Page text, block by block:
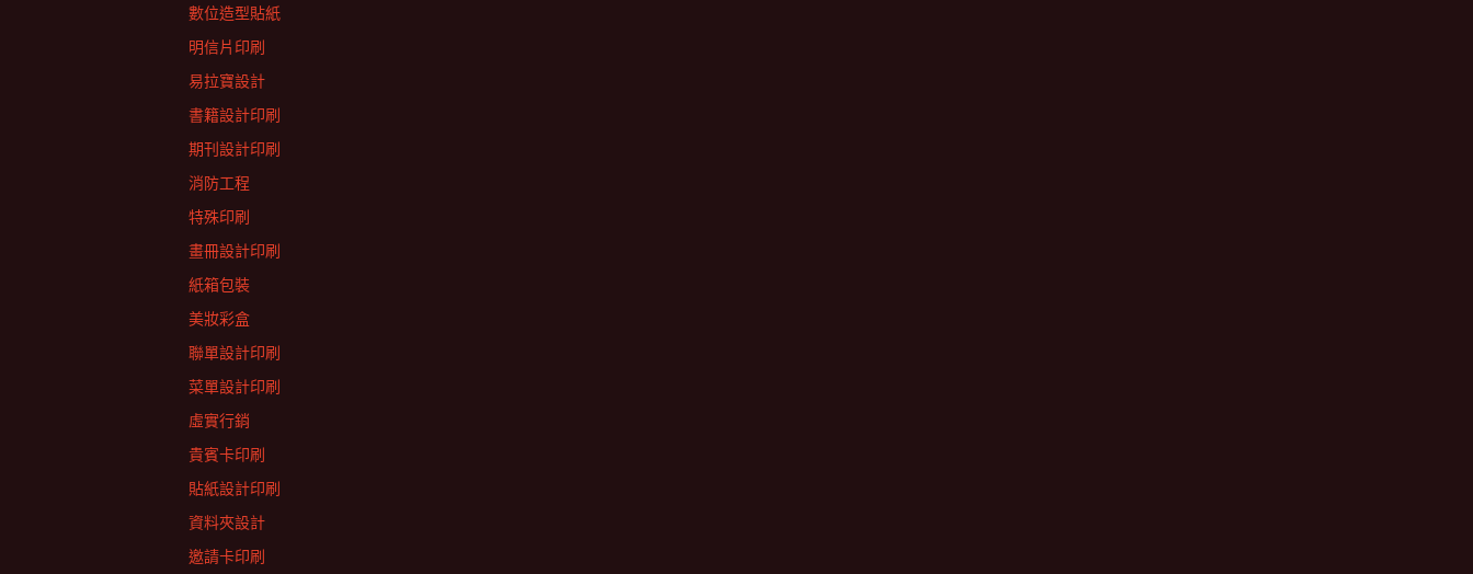
數位造型貼紙
明信片印刷
易拉寶設計
書籍設計印刷
期刊設計印刷
消防工程
特殊印刷
畫冊設計印刷
紙箱包裝
美妝彩盒
聯單設計印刷
菜單設計印刷
虛實行銷
貴賓卡印刷
貼紙設計印刷
資料夾設計
邀請卡印刷